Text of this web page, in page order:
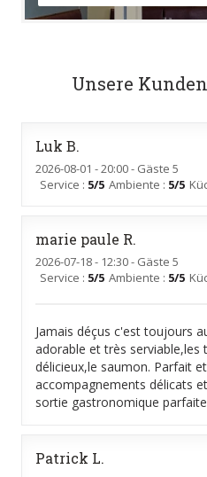
Unsere
Luk B
2026-08-01 - 20:00 - Gäste 5
Service : 5/5 Ambiente : 5/5
marie paule R
2026-07-18- 12:30 - Gäste 5
Service : 5/5 Ambiente : 5/5
Jamais déçus c'est toujours
adorable et très serviable,les
délicieux,le saumon. Parfait
accompagnements délicats
sortie gastronomique parfaite
Patrick L